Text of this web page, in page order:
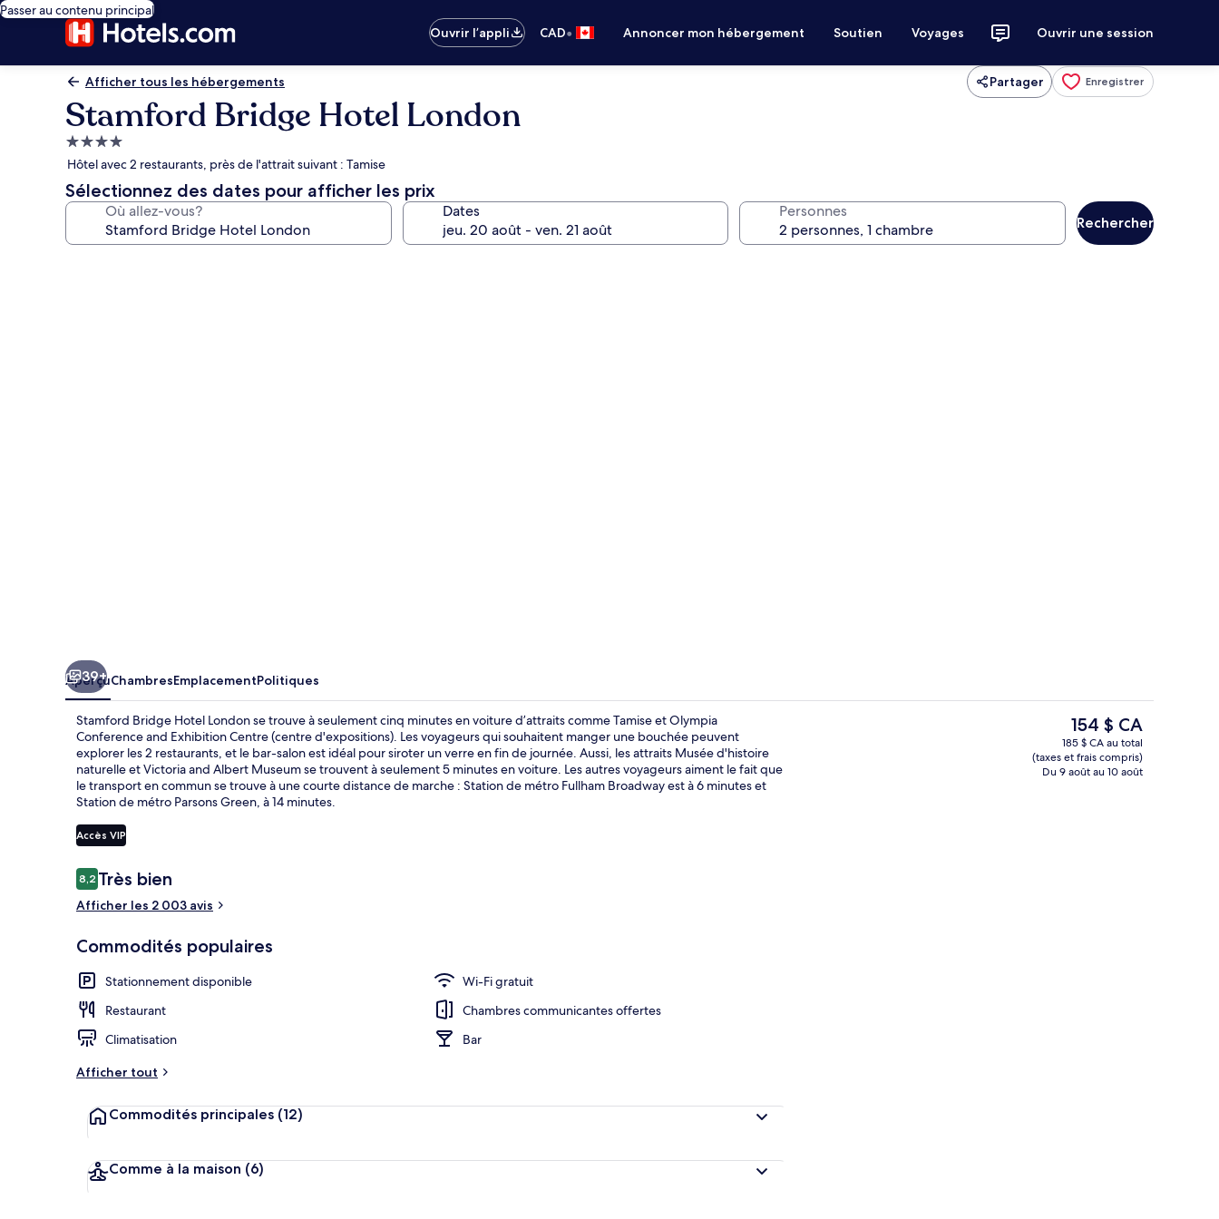
Passer au contenu principal
Ouvrir l’appli
CAD• Annoncer mon hébergement Soutien Voyages Ouvrir une session
Afficher tous les hébergements Partager Enregistrer
Stamford Bridge Hotel London
Hébergement
4.0 étoiles
Hôtel avec 2 restaurants, près de l'attrait suivant : Tamise
Sélectionnez des dates pour afficher les prix
Où allez-vous? Dates Personnes
Rechercher
Hall Commodité de l’hébergement
39+
AperçuChambresEmplacementPolitiques
Stamford Bridge Hotel London se trouve à seulement cinq minutes en voiture d’attraits comme Tamise et Olympia
Conference and Exhibition Centre (centre d'expositions). Les voyageurs qui souhaitent manger une bouchée peuvent
explorer les 2 restaurants, et le bar-salon est idéal pour siroter un verre en fin de journée. Aussi, les attraits Musée d'histoire
naturelle et Victoria and Albert Museum se trouvent à seulement 5 minutes en voiture. Les autres voyageurs aiment le fait que
le transport en commun se trouve à une courte distance de marche : Station de métro Fullham Broadway est à 6 minutes et
Station de métro Parsons Green, à 14 minutes.
Accès VIP
Avis
8,28,2 sur 10 –
Très bien
Afficher les 2 003 avis
Commodités populaires
Stationnement disponible
Wi-Fi gratuit
Restaurant
Chambres communicantes offertes
Climatisation
Bar
Afficher tout
Commodités principales (12)
Comme à la maison (6)
Le
prix
actuel
est
154 $ CA
185 $ CA au total
(taxes et frais compris)
Du 9 août au 10 août